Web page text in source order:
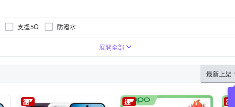
支援5G 防潑水
展開全部
最新上架